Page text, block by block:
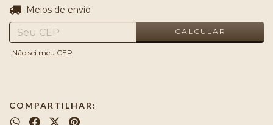
Entregas para o CEP:
Meios de envio
CALCULAR
Não sei meu CEP
COMPARTILHAR: